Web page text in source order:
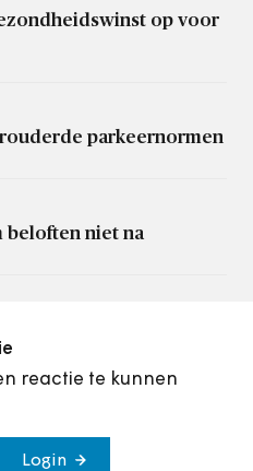
op voor
parkeernormen
beloften niet na
reactie te kunnen
Login